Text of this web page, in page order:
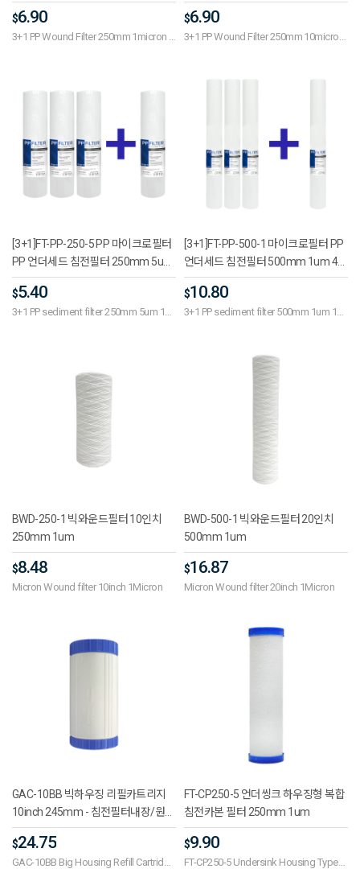
년세트 - 10인치, 산업용, 하우징형
$6.90
3+1 PP Wound Filter 250mm 1micron 1
개 1년세트 - 10인치, 산업용, 하우징
형
$6.90
3+1 PP Wound Filter 250mm 10micron
[3+1]FT-PP-250-5 PP 마이크로필터
PP 언더세드 침전필터 250mm 5um
4개 1년세트 - 10인치, 언더싱크, 녹물
제거
$5.40
3+1 PP sediment filter 250mm 5um 1
[3+1]FT-PP-500-1 마이크로필터 PP
언더세드 침전필터 500mm 1um 4개
1년세트 - 20인치, 언더싱크, 녹물제거
$10.80
3+1 PP sediment filter 500mm 1um 1
BWD-250-1 빅와운드필터 10인치
250mm 1um
$8.48
Micron Wound filter 10inch 1Micron
BWD-500-1 빅와운드필터 20인치
500mm 1um
$16.87
Micron Wound filter 20inch 1Micron
GAC-10BB 빅하우징 리필카트리지
10inch 245mm - 침전필터내장/원하
는 소재를 채워서 사용 정수기부품
$24.75
GAC-10BB Big Housing Refill Cartridge
FT-CP250-5 언더씽크 하우징형 복합
침전카본 필터 250mm 1um
$9.90
FT-CP250-5 Undersink Housing Type